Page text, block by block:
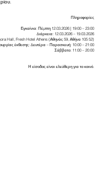
Πληροφορίες
Εγκαίνια: Πέμπτη 12.03.2026 | 19:00 – 23:00
Διάρκεια: 12.03.2026 – 19.03.2026
Hall, Fresh Hotel Athens (Αθηνάς 59, Αθήνα 105 52)
έκθεσης: Δευτέρα – Παρασκευή: 10:00 – 21:00
Σάββατο: 11:00 – 20:00
Η είσοδος είναι ελεύθερη για το κοινό.